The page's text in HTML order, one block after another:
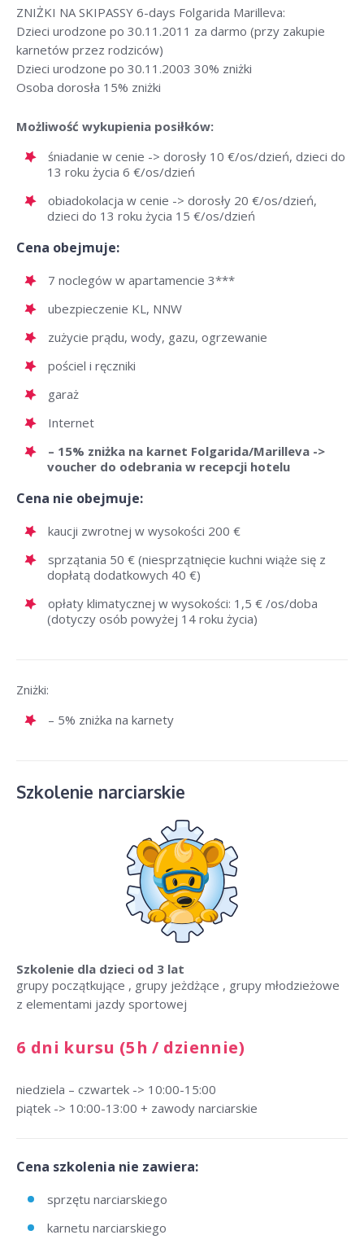
ZNIŻKI NA SKIPASSY 6-days Folgarida Marilleva:
Dzieci urodzone po 30.11.2011 za darmo (przy zakupie
karnetów przez rodziców)
Dzieci urodzone po 30.11.2003 30% zniżki
Osoba dorosła 15% zniżki
Możliwość wykupienia posiłków:
śniadanie w cenie -> dorosły 10 €/os/dzień, dzieci do
13 roku życia 6 €/os/dzień
obiadokolacja w cenie -> dorosły 20 €/os/dzień,
dzieci do 13 roku życia 15 €/os/dzień
Cena obejmuje:
7 noclegów w apartamencie 3***
ubezpieczenie KL, NNW
zużycie prądu, wody, gazu, ogrzewanie
pościel i ręczniki
garaż
Internet
– 15% zniżka na karnet Folgarida/Marilleva ->
voucher do odebrania w recepcji hotelu
Cena nie obejmuje:
kaucji zwrotnej w wysokości 200 €
sprzątania 50 € (niesprzątnięcie kuchni wiąże się z
dopłatą dodatkowych 40 €)
opłaty klimatycznej w wysokości: 1,5 € /os/doba
(dotyczy osób powyżej 14 roku życia)
Zniżki:
– 5% zniżka na karnety
Szkolenie narciarskie
Szkolenie dla dzieci od 3 lat
grupy początkujące , grupy jeżdżące , grupy młodzieżowe
z elementami jazdy sportowej
6 dni kursu (5h / dziennie)
niedziela – czwartek -> 10:00-15:00
piątek -> 10:00-13:00 + zawody narciarskie
Cena szkolenia nie zawiera:
sprzętu narciarskiego
karnetu narciarskiego